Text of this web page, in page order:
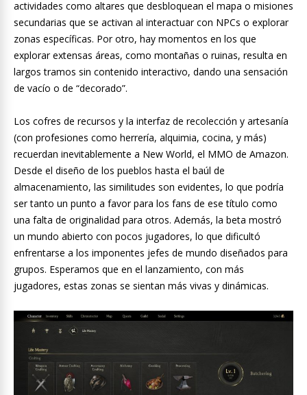
actividades como altares que desbloquean el mapa o misiones
secundarias que se activan al interactuar con NPCs o explorar
zonas específicas. Por otro, hay momentos en los que
explorar extensas áreas, como montañas o ruinas, resulta en
largos tramos sin contenido interactivo, dando una sensación
de vacío o de “decorado”.
Los cofres de recursos y la interfaz de recolección y artesanía
(con profesiones como herrería, alquimia, cocina, y más)
recuerdan inevitablemente a New World, el MMO de Amazon.
Desde el diseño de los pueblos hasta el baúl de
almacenamiento, las similitudes son evidentes, lo que podría
ser tanto un punto a favor para los fans de ese título como
una falta de originalidad para otros. Además, la beta mostró
un mundo abierto con pocos jugadores, lo que dificultó
enfrentarse a los imponentes jefes de mundo diseñados para
grupos. Esperamos que en el lanzamiento, con más
jugadores, estas zonas se sientan más vivas y dinámicas.